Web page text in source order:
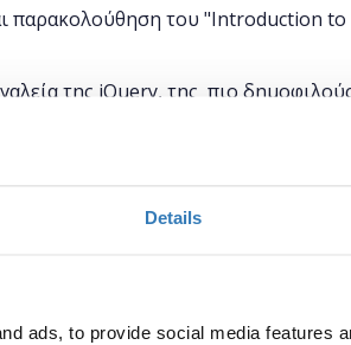
Details
ads, to provide social media features
παρακολούθηση του "Introduction to
της jQuery, της πιο
ώστε να απλοποιεί τη συγγραφή
στη γλώσσα javascript, που θέλουν
ή που ενδιαφέρονται να
των επαγγελματικών τους